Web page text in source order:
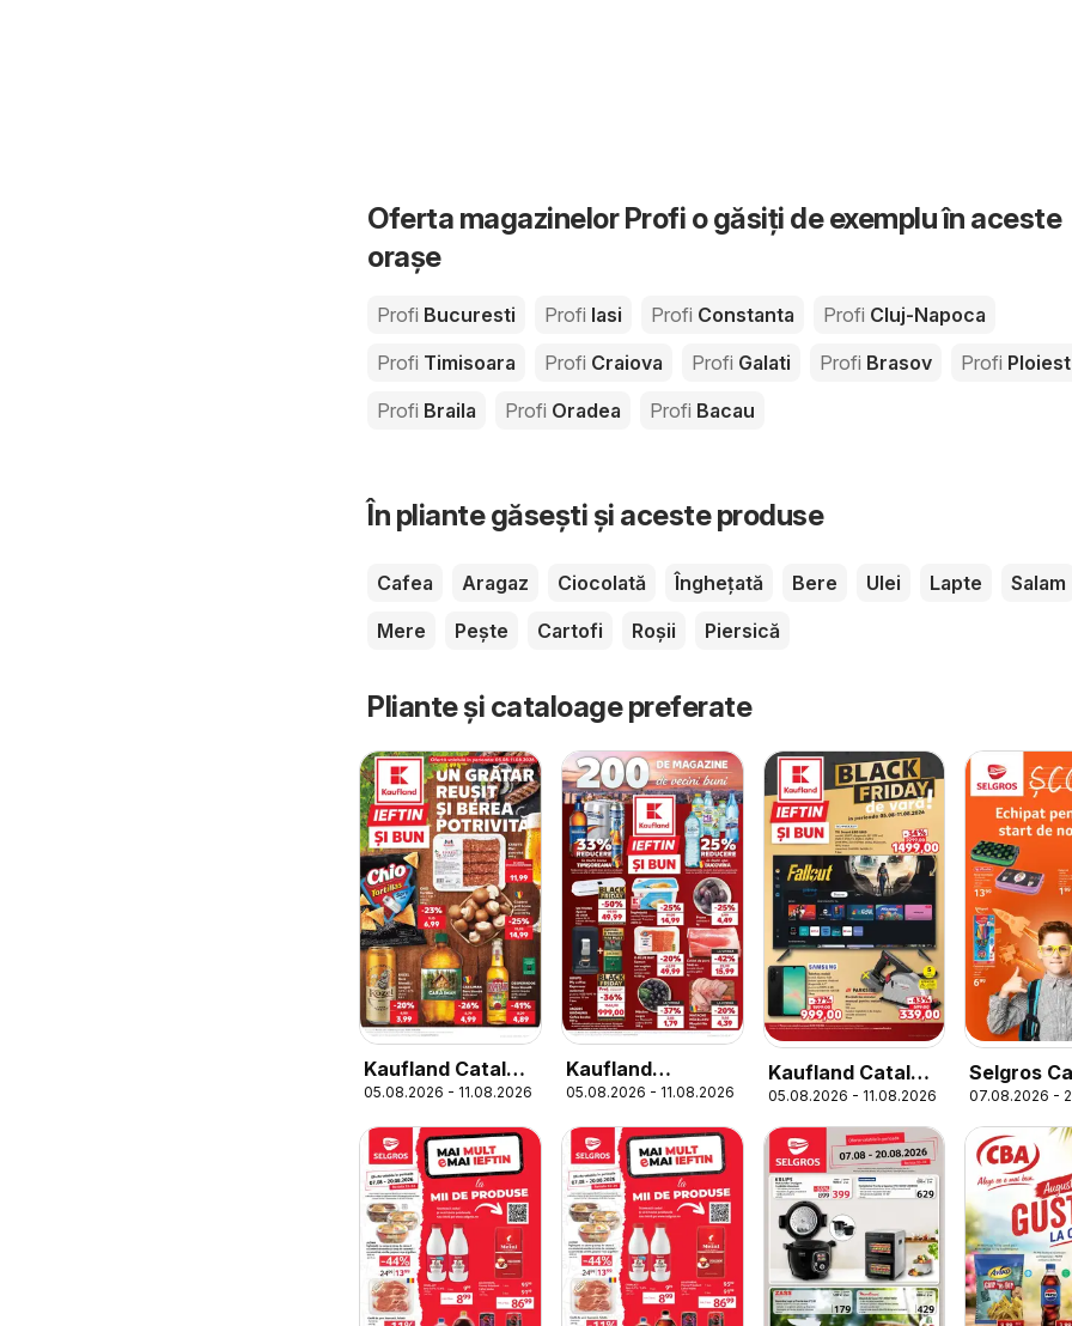
Oferta magazinelor Profi o găsiți de exemplu în aceste
orașe
Profi Bucuresti Profi Iasi Profi Constanta Profi Cluj-Napoca
Profi Timisoara Profi Craiova Profi Galati Profi Brasov Profi
Profi Braila Profi Oradea Profi Bacau
În pliante găsești și aceste produse
Cafea Aragaz Ciocolată Înghețată Bere Ulei Lapte
Salam
Mere
Pește Cartofi Roșii Piersică
Pliante și cataloage preferate
Kaufland Catalog
Tematic
05.08.2026 - 11.08.2026
Kaufland
Domnesti
05.08.2026 - 11.08.2026
Kaufland Catalog
Nonfood
05.08.2026 - 11.08.2026
Selgros
Şcoala
07.08.2026 -